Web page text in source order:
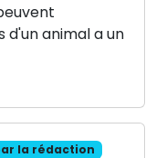
d'un animal a un
la rédaction